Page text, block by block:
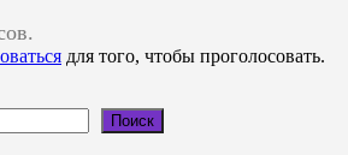
для того, чтобы проголосовать.
Поиск